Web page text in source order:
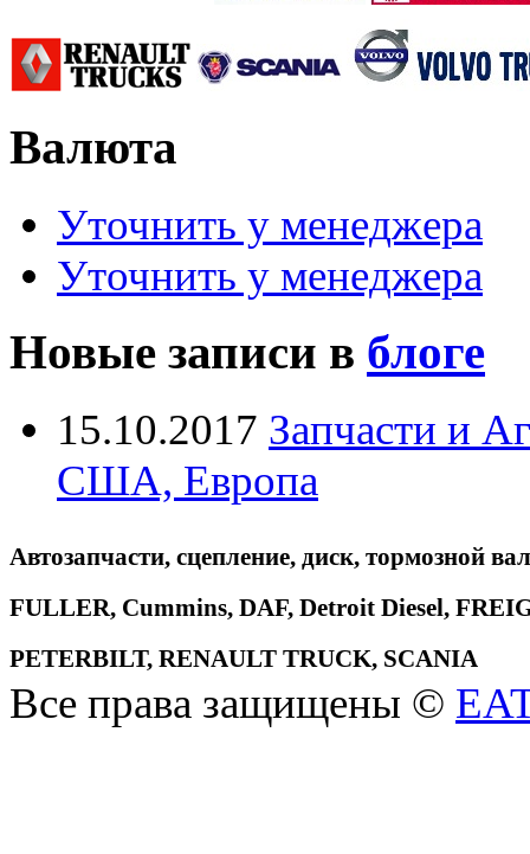
Валюта
Уточнить у менеджера
Уточнить у менеджера
Новые записи в блоге
15.10.2017 Запчасти и
США, Европа
Автозапчасти, сцепление, диск, тормозной
FULLER, Cummins, DAF, Detroit Diesel,
PETERBILT, RENAULT TRUCK, SCANIA
Все права защищены ©